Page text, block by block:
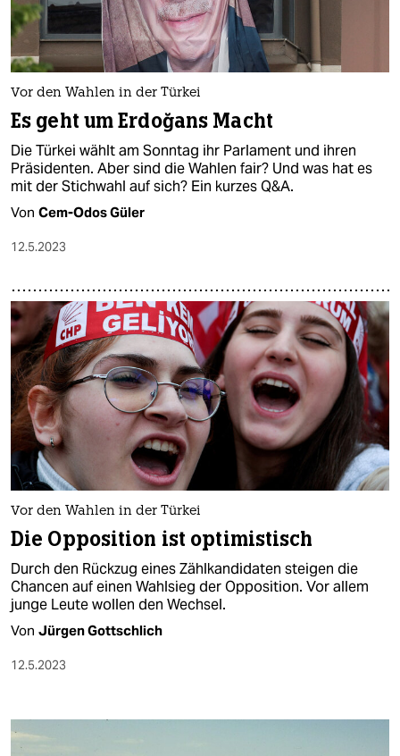
Vor den Wahlen in der Türkei
Es geht um Erdoğans Macht
Die Türkei wählt am Sonntag ihr Parlament und ihren
Präsidenten. Aber sind die Wahlen fair? Und was hat es
mit der Stichwahl auf sich? Ein kurzes Q&A.
Von Cem-Odos Güler
12.5.2023
Vor den Wahlen in der Türkei
Die Opposition ist optimistisch
Durch den Rückzug eines Zählkandidaten steigen die
Chancen auf einen Wahlsieg der Opposition. Vor allem
junge Leute wollen den Wechsel.
Von Jürgen Gottschlich
12.5.2023